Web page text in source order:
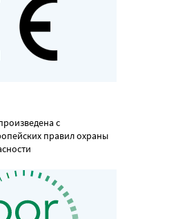
с
правил охраны